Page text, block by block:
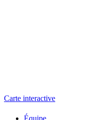
Carte interactive
Équipe